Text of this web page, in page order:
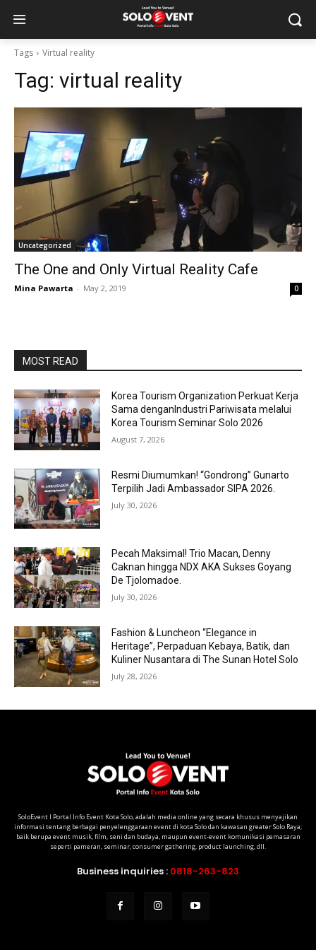
Tags Virtual reality
Tag: virtual reality
Uncategorized
The One and Only Virtual Reality Cafe
Mina Pawarta - May 2, 2019 0
MOST READ
Korea Tourism Organization Perkuat Kerja
Sama denganIndustri Pariwisata melalui
Korea Tourism Seminar Solo 2026
August 7, 2026
Resmi Diumumkan! “Gondrong” Gunarto
Terpilih Jadi Ambassador SIPA 2026.
July 30, 2026
Pecah Maksimal! Trio Macan, Denny
Caknan hingga NDX AKA Sukses Goyang
De Tjolomadoe.
July 30, 2026
Fashion & Luncheon “Elegance in
Heritage”, Perpaduan Kebaya, Batik, dan
Kuliner Nusantara di The Sunan Hotel Solo
July 28, 2026
SoloEvent I Portal Info Event Kota Solo, adalah media online yang secara khusus menyajikan
informasi tentang berbagai penyelenggaraan event di kota Solo dan kawasan greater Solo Raya;
baik berupa event musik, film, seni dan budaya, maupun event-event komunikasi pemasaran
seperti pameran, seminar, consumer gathering, product launching, dll.
Business inquiries : 0818-263-823